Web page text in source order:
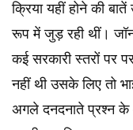
क्रिया यहीं होने की
रूप में जुड़ रही थीं। जॉन
कई सरकारी स्तरों पर
नहीं थी उसके लिए तो
अगले दनदनाते प्रश्न के